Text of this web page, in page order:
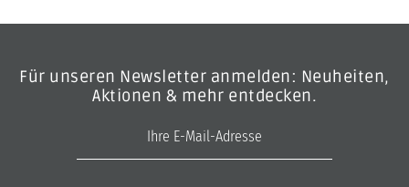
Für unseren Newsletter anmelden: Neuheiten,
Aktionen & mehr entdecken.